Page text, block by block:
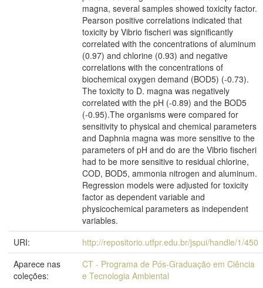
magna, several samples showed toxicity factor.
Pearson positive correlations indicated that
toxicity by Vibrio fischeri was significantly
correlated with the concentrations of aluminum
(0.97) and chlorine (0.93) and negative
correlations with the concentrations of
biochemical oxygen demand (BOD5) (-0.73).
The toxicity to D. magna was negatively
correlated with the pH (-0.89) and the BOD5
(-0.95).The organisms were compared for
sensitivity to physical and chemical parameters
and Daphnia magna was more sensitive to the
parameters of pH and do are the Vibrio fischeri
had to be more sensitive to residual chlorine,
COD, BOD5, ammonia nitrogen and aluminum.
Regression models were adjusted for toxicity
factor as dependent variable and
physicochemical parameters as independent
variables.
URI:
http://repositorio.utfpr.edu.br/jspui/handle/1/450
Aparece nas
coleções:
CT - Programa de Pós-Graduação em Ciência
e Tecnologia Ambiental